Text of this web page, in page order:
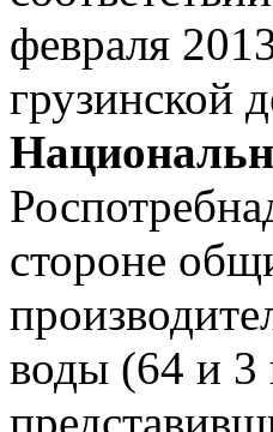
февраля
грузинской
стороне
воды (64 и 3